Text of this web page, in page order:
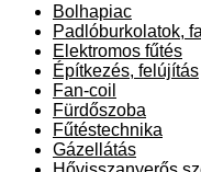
Bolhapiac
Padlóburkolatok,
Elektromos fűtés
Építkezés, felújítás
Fan-coil
Fürdőszoba
Fűtéstechnika
Gázellátás